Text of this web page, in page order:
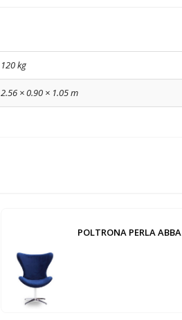
120 kg
2.56 × 0.90 × 1.05 m
POLTRONA PERLA ABBA